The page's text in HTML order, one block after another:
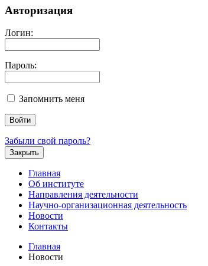
Авторизация
Логин:
Пароль:
Запомнить меня
Забыли свой пароль?
Закрыть
Главная
Об институте
Направления деятельности
Научно-организационная деятельность
Новости
Контакты
Главная
Новости